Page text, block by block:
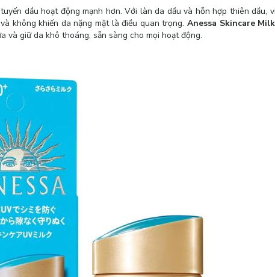
dầu hoạt động mạnh hơn. Với làn da dầu và hỗn hợp thiên dầu,
không khiến da nặng mặt là điều quan trọng.Anessa Skincare Milk
và giữ da khô thoáng, sẵn sàng cho mọi hoạt động.